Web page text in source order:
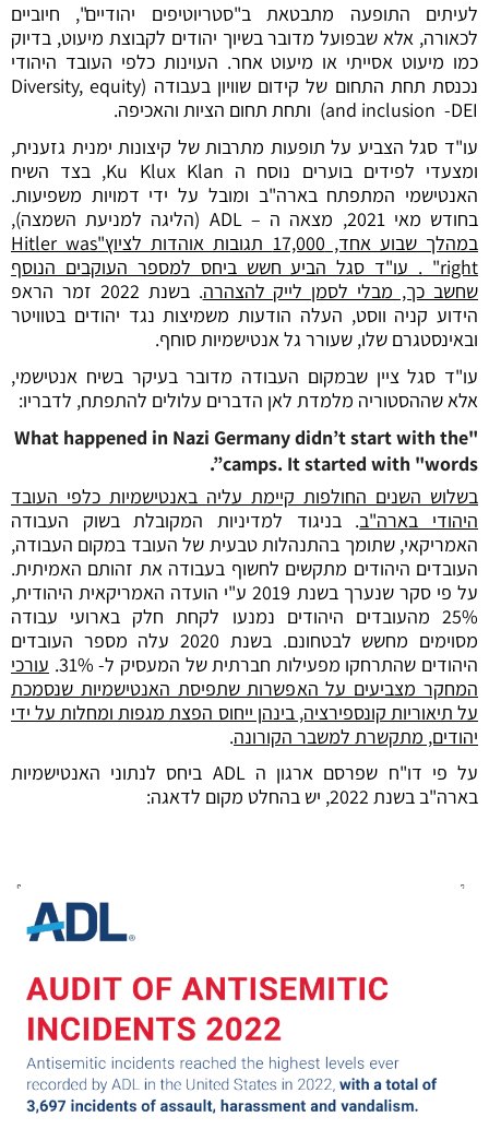
לעיתים התופעה מתבטאת ב"סטריוטיפים יהודיים", חיוביים
לכאורה, אלא שבפועל מדובר בשיוך יהודים לקבוצת מיעוט, בדיוק
כמו מיעוט אסייתי או מיעוט אחר. העוינות כלפי העובד היהודי
נכנסת תחת התחום של קידום שוויון בעבודה (Diversity, equity
and inclusion -DEI) ותחת תחום הציות והאכיפה.
עו"ד סגל הצביע על תופעות מתרבות של קיצונות ימנית גזענית,
ומצעדי לפידים בוערים נוסח ה Ku Klux Klan, בצד השיח
האנטישמי המתפתח בארה"ב ומובל על ידי דמויות משפיעות.
בחודש מאי 2021, מצאה ה – ADL (הליגה למניעת השמצה),
במהלך שבוע אחד, 17,000 תגובות אוהדות לציוץ
"
Hitler was
right
" . עו"ד סגל הביע חשש ביחס למספר העוקבים הנוסף
שחשב כך, מבלי לסמן לייק להצהרה
. בשנת 2022 זמר הראפ
הידוע קניה ווסט, העלה הודעות משמיצות נגד יהודים בטוויטר
ובאינסטגרם שלו, שעורר גל אנטישמיות סוחף.
עו"ד סגל ציין שבמקום העבודה מדובר בעיקר בשיח אנטישמי,
אלא שההסטוריה מלמדת לאן הדברים עלולים להתפתח, לדבריו:
"What happened in Nazi Germany didn’t start with the
camps. It started with "words”.
בשלוש השנים החולפות קיימת עליה באנטישמיות כלפי העובד
היהודי בארה"ב. בניגוד למדיניות המקובלת בשוק העבודה
האמריקאי, שתומך בהתנהלות טבעית של העובד במקום העבודה,
העובדים היהודים מתקשים לחשוף בעבודה את זהותם האמיתית.
על פי סקר שנערך בשנת 2019 ע"י הועדה האמריקאית היהודית,
25% מהעובדים היהודים נמנעו לקחת חלק בארועי עבודה
מסוימים מחשש לבטחונם. בשנת 2020 עלה מספר העובדים
היהודים שהתרחקו מפעילות חברתית של המעסיק ל- 31%.
עורכי
המחקר מצביעים על האפשרות שתפיסת האנטישמיות שנסמכת
על תיאוריות קונספירציה, בינהן ייחוס הפצת מגפות ומחלות על ידי
יהודים, מתקשרת למשבר הקורונה.
על פי דו"ח שפרסם ארגון ה ADL ביחס לנתוני האנטישמיות
בארה"ב בשנת 2022, יש בהחלט מקום לדאגה: